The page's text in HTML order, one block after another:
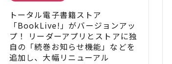
トータル電子書籍ストア
「BookLive!」がバージョンアッ
プ！ リーダーアプリとストアに独
自の「続巻お知らせ機能」などを
追加し、大幅リニューアル